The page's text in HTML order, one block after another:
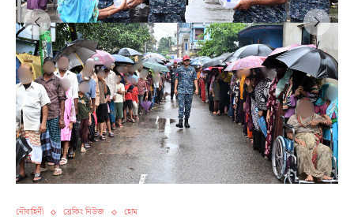
নৌবাহিনী ব্রেকিং নিউজ হোম